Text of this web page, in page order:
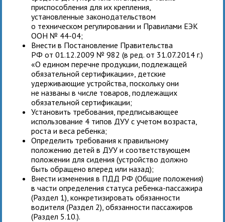
приспособления для их крепления,
установленные законодательством
о техническом регулировании и Правилами ЕЭК
ООН № 44-04;
Внести в Постановление Правительства
РФ от 01.12.2009 № 982 (в ред. от 31.07.2014 г.)
«О едином перечне продукции, подлежащей
обязательной сертификации», детские
удерживающие устройства, поскольку они
не названы в числе товаров, подлежащих
обязательной сертификации;
Установить требования, предписывающее
использование 4 типов ДУУ с учетом возраста,
роста и веса ребенка;
Определить требования к правильному
положению детей в ДУУ и соответствующем
положении для сидения (устройство должно
быть обращено вперед или назад);
Внести изменения в ПДД РФ (Общие положения)
в части определения статуса ребенка-пассажира
(Раздел 1), конкретизировать обязанности
водителя (Раздел 2), обязанности пассажиров
(Раздел 5.10.).